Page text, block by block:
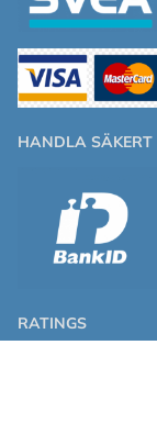
HANDLA SÄKERT
RATINGS